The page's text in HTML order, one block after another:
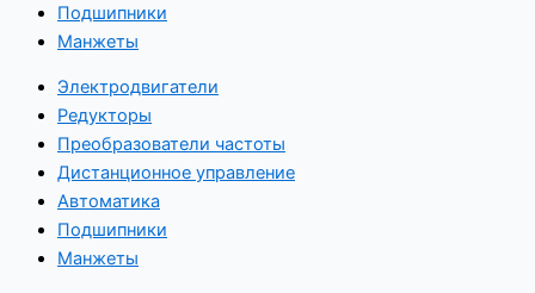
Подшипники
Манжеты
Электродвигатели
Редукторы
Преобразователи частоты
Дистанционное управление
Автоматика
Подшипники
Манжеты